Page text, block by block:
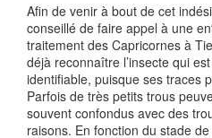
Afin de venir à bout de cet
conseillé de faire appel à une
traitement des Capricornes à
déjà reconnaître l’insecte qui
identifiable, puisque ses traces
Parfois de très petits trous
souvent confondus avec des
raisons. En fonction du stade